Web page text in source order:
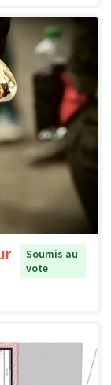
Soumis au
vote